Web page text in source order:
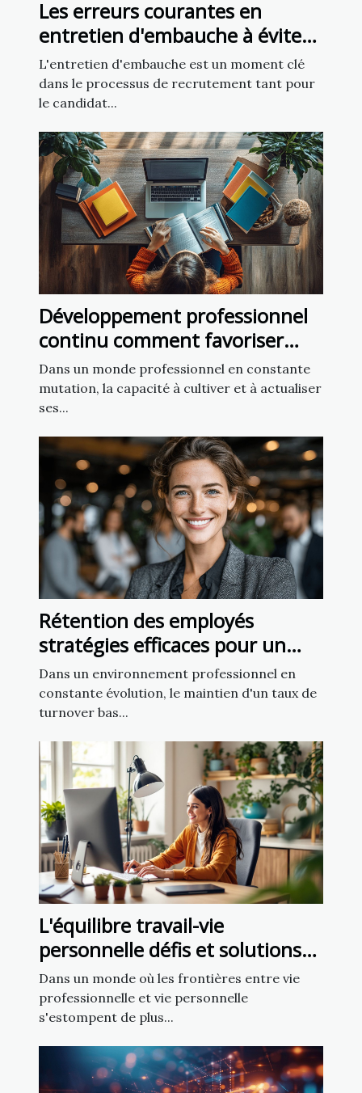
Les erreurs courantes en
entretien d'embauche à éviter
pour les recruteurs
L'entretien d'embauche est un moment clé
dans le processus de recrutement tant pour
le candidat...
Développement professionnel
continu comment favoriser
l'évolution des compétences
Dans un monde professionnel en constante
mutation, la capacité à cultiver et à actualiser
ses...
Rétention des employés
stratégies efficaces pour un
taux de turnover minimal
Dans un environnement professionnel en
constante évolution, le maintien d'un taux de
turnover bas...
L'équilibre travail-vie
personnelle défis et solutions
pour les RH modernes
Dans un monde où les frontières entre vie
professionnelle et vie personnelle
s'estompent de plus...